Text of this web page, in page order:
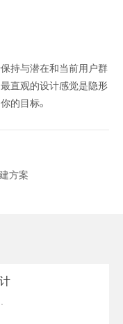
持与潜在和当前用户群
直观的设计感觉是隐形
的目标。
方案